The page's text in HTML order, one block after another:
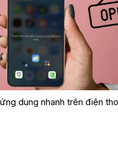
dụng nhanh trên điện